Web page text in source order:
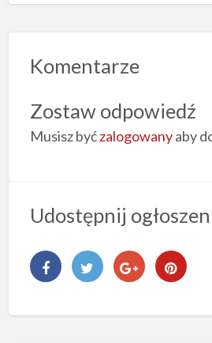
Komentarze
Zostaw odpowiedź
Musisz byćzalogowanyaby
Udostępnij